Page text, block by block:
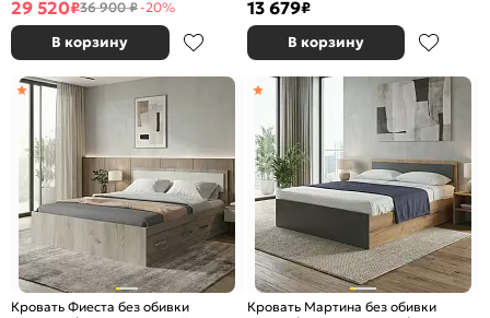
29 520₽36 900 ₽-20%
В корзину
13 679₽
В корзину
Кровать Фиеста без обивки
Кровать Мартина без обивки